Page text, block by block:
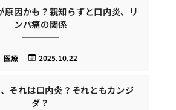
原因かも？親知らずと口内炎、リ
ンパ痛の関係
2025.10.22
医療
それは口内炎？それともカンジ
ダ？